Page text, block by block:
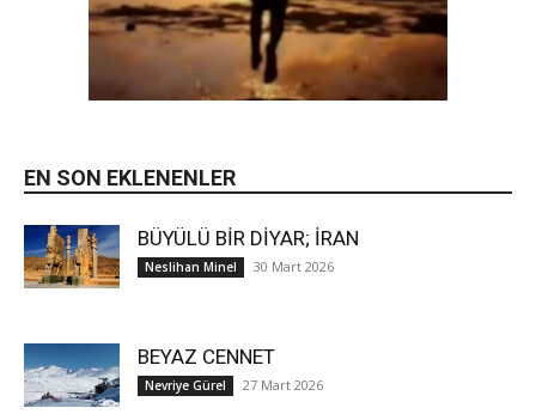
EN SON EKLENENLER
BÜYÜLÜ BİR DİYAR; İRAN
Neslihan Minel 30 Mart 2026
BEYAZ CENNET
Nevriye Gürel 27 Mart 2026